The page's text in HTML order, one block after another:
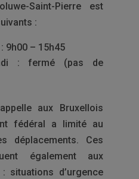
Saint-Pierre est
:
9h00 – 15h45
: fermé (pas de
aux Bruxellois
fédéral a limité au
déplacements. Ces
également aux
situations d’urgence